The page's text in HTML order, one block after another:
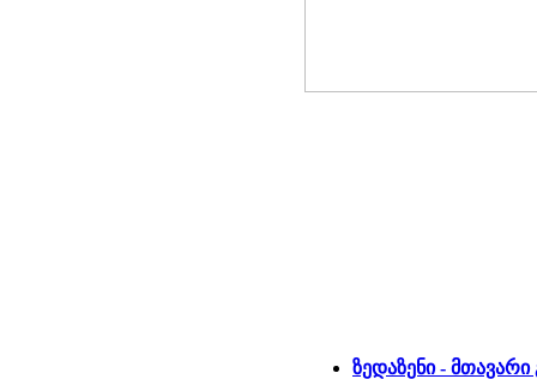
ზედაზენი -